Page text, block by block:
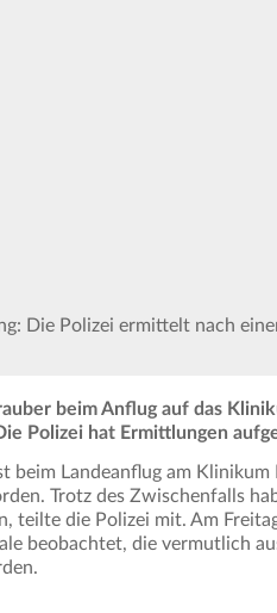
Die Polizei ermittelt nach
beim Anflug auf das
Polizei hat Ermittlungen
beim Landeanflug am
Trotz des Zwischenfalls
teilte die Polizei mit. Am
beobachtet, die vermutlich